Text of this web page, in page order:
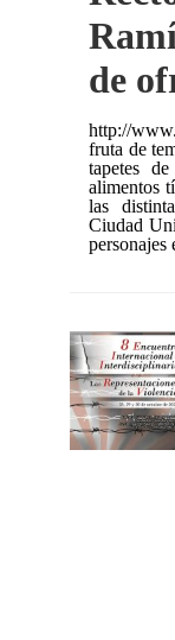
de
http://
fruta de
tapetes
alimentos
las
Ciudad